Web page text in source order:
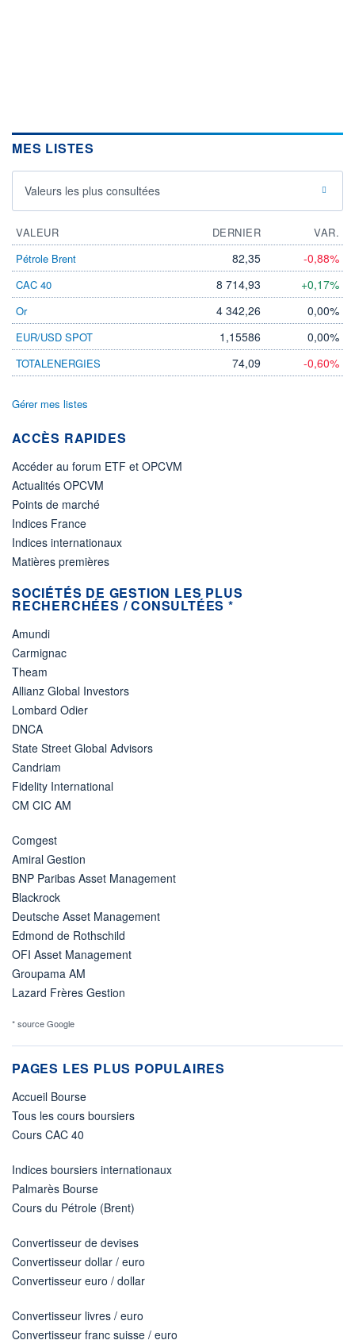
MES LISTES
Valeurs les plus consultées
VALEUR DERNIER
VAR.
Pétrole Brent
82,35 -0,88%
CAC 40 8 714,93 +0,17%
Or 4 342,26 0,00%
EUR/USD SPOT 1,15586 0,00%
TOTALENERGIES 74,09 -0,60%
Gérer mes listes
ACCÈS RAPIDES
Accéder au forum ETF et OPCVM
Actualités OPCVM
Points de marché
Indices France
Indices internationaux
Matières premières
SOCIÉTÉS DE GESTION LES PLUS
RECHERCHÉES / CONSULTÉES *
Amundi
Carmignac
Theam
Allianz Global Investors
Lombard Odier
DNCA
State Street Global Advisors
Candriam
Fidelity International
CM CIC AM
Comgest
Amiral Gestion
BNP Paribas Asset Management
Blackrock
Deutsche Asset Management
Edmond de Rothschild
OFI Asset Management
Groupama AM
Lazard Frères Gestion
* source Google
PAGES LES PLUS POPULAIRES
Accueil Bourse
Tous les cours boursiers
Cours CAC 40
Indices boursiers internationaux
Palmarès Bourse
Cours du Pétrole (Brent)
Convertisseur de devises
Convertisseur dollar / euro
Convertisseur euro / dollar
Convertisseur livres / euro
Convertisseur franc suisse / euro